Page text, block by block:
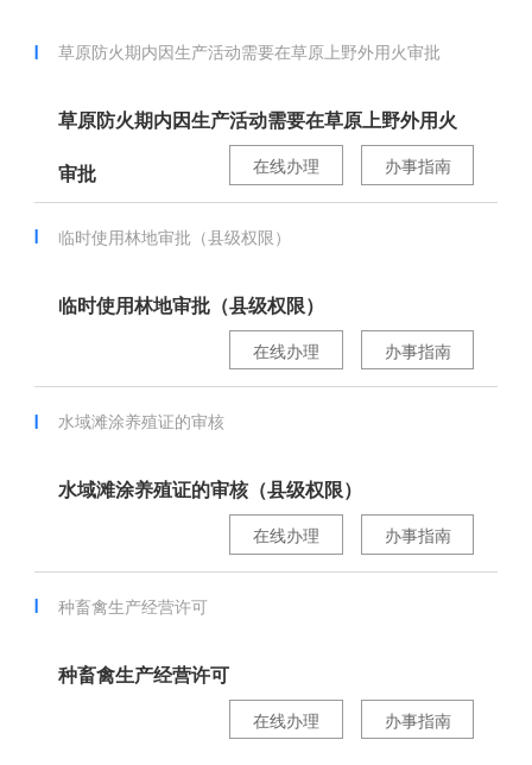
草原防火期内因生产活动需要在草原上野外用火审批
草原防火期内因生产活动需要在草原上野外用火
审批 办事指南
在线办理
临时使用林地审批（县级权限）
临时使用林地审批（县级权限）
办事指南
在线办理
水域滩涂养殖证的审核
水域滩涂养殖证的审核（县级权限）
办事指南
在线办理
种畜禽生产经营许可
种畜禽生产经营许可
办事指南
在线办理